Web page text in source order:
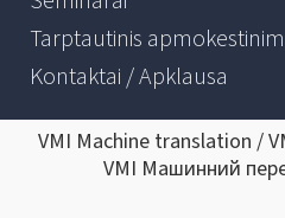
Tarptautinis
Kontaktai / Apklausa
VMI Machine translation /
VMI Машинний